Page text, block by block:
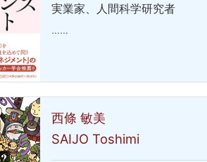
実業家、人間科学研究者
……
西條 敏美
SAIJO Toshimi